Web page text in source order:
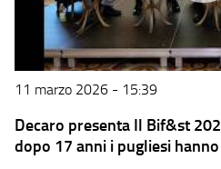
11 marzo 2026 - 15:39
Decaro presenta Il Bif&st
dopo 17 anni i pugliesi